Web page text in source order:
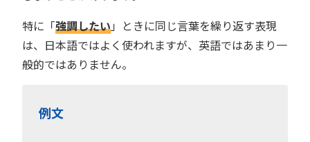
特に「強調したい」ときに同じ言葉を繰り返す表現
は、日本語ではよく使われますが、英語ではあまり一
般的ではありません。
例文